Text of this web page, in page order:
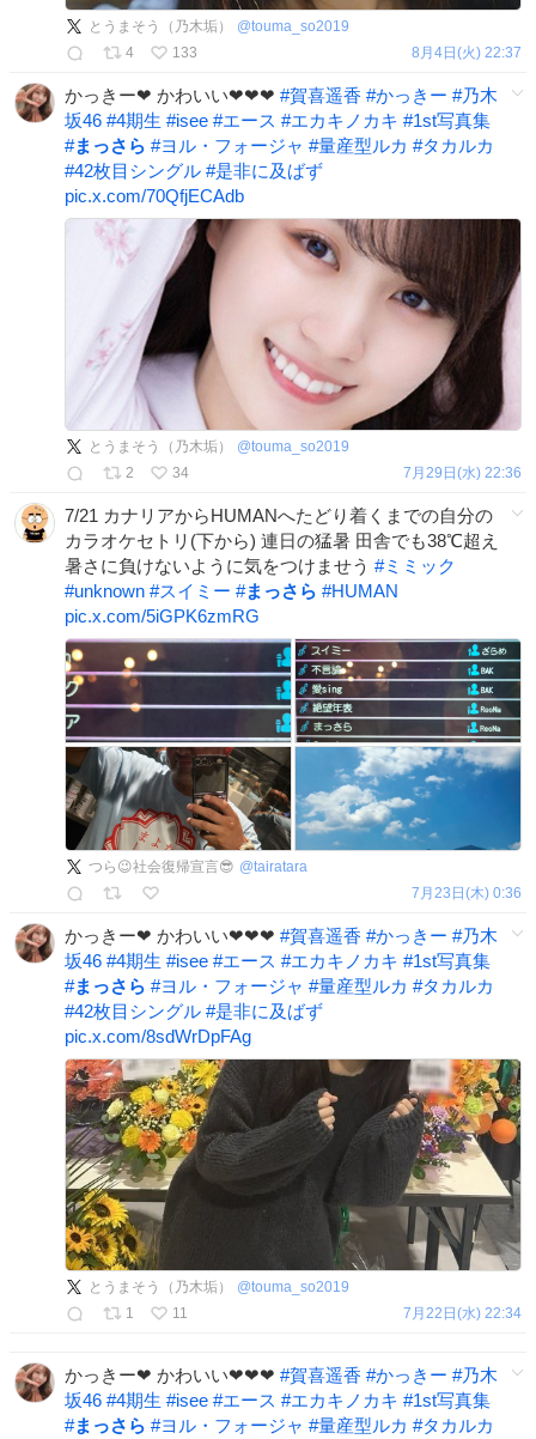
とうまそう（乃木垢） @touma_so2019
4
133 8月4日(火) 22:37
かっきー❤ かわいい❤❤❤ #賀喜遥香 #かっきー #乃木
坂46 #4期生 #isee #エース #エカキノカキ #1st写真集
#まっさら #ヨル・フォージャ #量産型ルカ #タカルカ
#42枚目シングル #是非に及ばず
pic.x.com/70QfjECAdb
とうまそう（乃木垢） @touma_so2019
2
34 7月29日(水) 22:36
7/21 カナリアからHUMANへたどり着くまでの自分の
カラオケセトリ(下から) 連日の猛暑 田舎でも38℃超え
暑さに負けないように気をつけませう #ミミック
#unknown #スイミー #まっさら #HUMAN
pic.x.com/5iGPK6zmRG
つら😉社会復帰宣言😎 @tairatara
7月23日(木) 0:36
かっきー❤ かわいい❤❤❤ #賀喜遥香 #かっきー #乃木
坂46 #4期生 #isee #エース #エカキノカキ #1st写真集
#まっさら #ヨル・フォージャ #量産型ルカ #タカルカ
#42枚目シングル #是非に及ばず
pic.x.com/8sdWrDpFAg
とうまそう（乃木垢） @touma_so2019
1
11 7月22日(水) 22:34
かっきー❤ かわいい❤❤❤ #賀喜遥香 #かっきー #乃木
坂46 #4期生 #isee #エース #エカキノカキ #1st写真集
#まっさら #ヨル・フォージャ #量産型ルカ #タカルカ